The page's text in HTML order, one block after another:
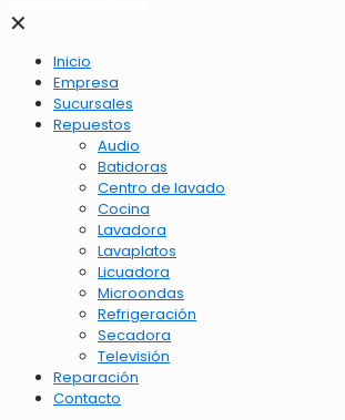
✕
Inicio
Empresa
Sucursales
Repuestos
Audio
Batidoras
Centro de lavado
Cocina
Lavadora
Lavaplatos
Licuadora
Microondas
Refrigeración
Secadora
Televisión
Reparación
Contacto